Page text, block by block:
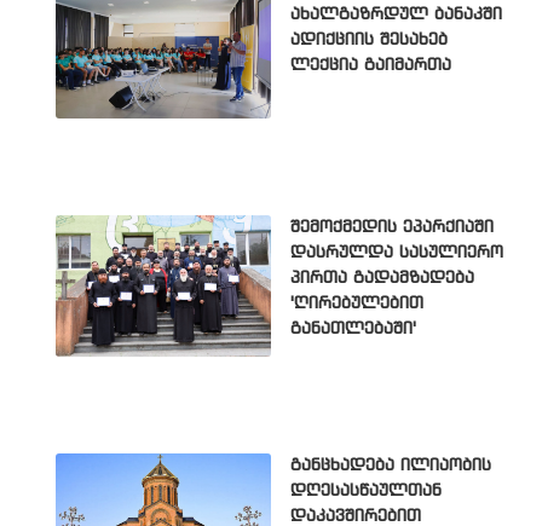
ახალგაზრდულ ბანაკში
ადიქციის შესახებ
ლექცია გაიმართა
შემოქმედის ეპარქიაში
დასრულდა სასულიერო
პირთა გადამზადება
'ღირებულებით
განათლებაში'
განცხადება ილიაობის
დღესასწაულთან
დაკავშირებით